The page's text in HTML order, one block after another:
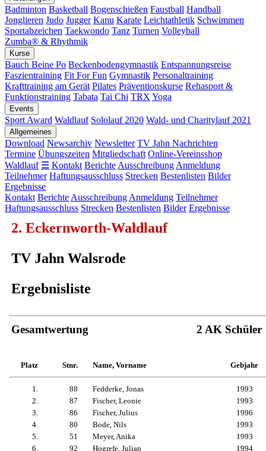
Badminton Basketball Bogenschießen Faustball Handball
Jonglieren Judo Jugger Kanu Karate Leichtathletik Schwimmen
Sportabzeichen Taekwondo Tanz Turnen Volleyball
Zumba® & Rhythmik
Kurse
Bauch Beine Po Beckenbodengymnastik Entspannungsreise
Faszientraining Fit For Fun Gymnastik Personaltraining
Krafttraining am Gerät Pilates Präventionskurse Rehasport &
Funktionstraining Tabata Tai Chi TRX Yoga
Events
Sport Award Waldlauf Sololauf 2020 Wald- und Charitylauf 2021
Allgemeines
Download Newsarchiv Newsletter TV Jahn Nachrichten
Termine Übungszeiten Mitgliedschaft Online-Vereinsshop
Waldlauf ☰ Kontakt Berichte Ausschreibung Anmeldung
Teilnehmer Haftungsausschluss Strecken Bestenlisten Bilder
Ergebnisse
Kontakt Berichte Ausschreibung Anmeldung Teilnehmer
Haftungsausschluss Strecken Bestenlisten Bilder Ergebnisse